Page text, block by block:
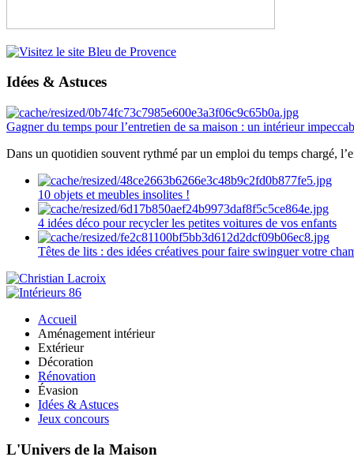
Idées & Astuces
Gagner du temps pour l’entretien de sa maison : un intérieur
Dans un quotidien souvent rythmé par un emploi du temps chargé,
10 objets et meubles insolites !
4 idées déco pour recycler les petites voitures de vos enfants
Têtes de lits : des idées créatives pour faire swinguer votre
Accueil
Aménagement intérieur
Extérieur
Décoration
Rénovation
Évasion
Idées & Astuces
Jeux concours
L'Univers de la Maison